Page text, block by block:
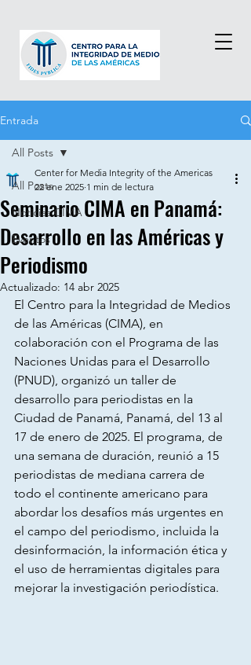
Entrada
All Posts
Noticias CIMA
Eventos
All Posts
Seminario CIMA en Panamá:
Desarrollo en las Américas y
Periodismo
Center for Media Integrity of the Americas
22 ene 2025 1 min de lectura
Actualizado: 14 abr 2025
El Centro para la Integridad de Medios
de las Américas (CIMA), en
colaboración con el Programa de las
Naciones Unidas para el Desarrollo
(PNUD), organizó un taller de
desarrollo para periodistas en la
Ciudad de Panamá, Panamá, del 13 al
17 de enero de 2025. El programa, de
una semana de duración, reunió a 15
periodistas de mediana carrera de
todo el continente americano para
abordar los desafíos más urgentes en
el campo del periodismo, incluida la
desinformación, la información ética y
el uso de herramientas digitales para
mejorar la investigación periodística.